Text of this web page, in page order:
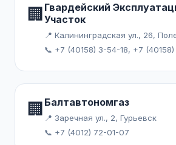
🏢 Гвардейский
Участок
📍 Калининградская ул., 26,
🏢 Балтавтономгаз
📍 Заречная ул., 2, Гурьевск
📞 +7 (4012) 72-01-07